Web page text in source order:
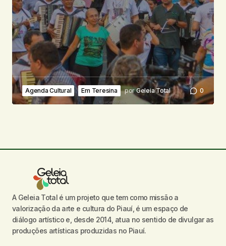
Agenda Cultural Em Teresina porGeleia Total 0
A Geleia Total é um projeto que tem como missão a
valorização da arte e cultura do Piauí, é um espaço de
diálogo artístico e, desde 2014, atua no sentido de divulgar as
produções artísticas produzidas no Piauí.